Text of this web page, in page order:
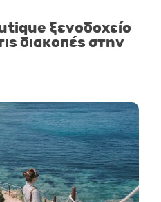
ξενοδοχείο
διακοπές στην